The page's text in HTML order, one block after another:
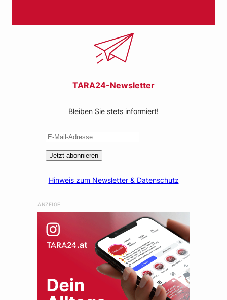
TARA24-Newsletter
Bleiben Sie stets informiert!
Jetzt abonnieren
Hinweis zum Newsletter & Datenschutz
ANZEIGE